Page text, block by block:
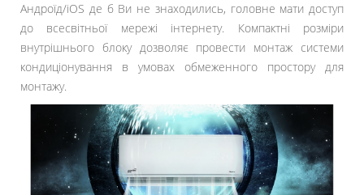
Андроїд/іOS де б Ви не знаходились, головне мати доступ
до всесвітньої мережі інтернету. Компактні розміри
внутрішнього блоку дозволяє провести монтаж системи
кондиціонування в умовах обмеженного простору для
монтажу.